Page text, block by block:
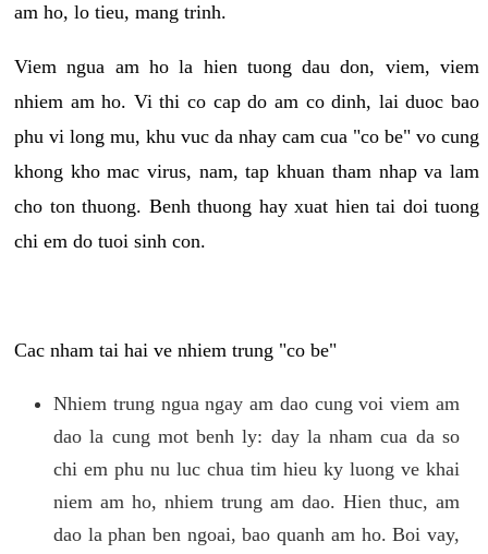
am ho, lo tieu, mang trinh.
Viem ngua am ho la hien tuong dau don, viem, viem
nhiem am ho. Vi thi co cap do am co dinh, lai duoc bao
phu vi long mu, khu vuc da nhay cam cua "co be" vo cung
khong kho mac virus, nam, tap khuan tham nhap va lam
cho ton thuong. Benh thuong hay xuat hien tai doi tuong
chi em do tuoi sinh con.
Cac nham tai hai ve nhiem trung "co be"
Nhiem trung ngua ngay am dao cung voi viem am
dao la cung mot benh ly: day la nham cua da so
chi em phu nu luc chua tim hieu ky luong ve khai
niem am ho, nhiem trung am dao. Hien thuc, am
dao la phan ben ngoai, bao quanh am ho. Boi vay,